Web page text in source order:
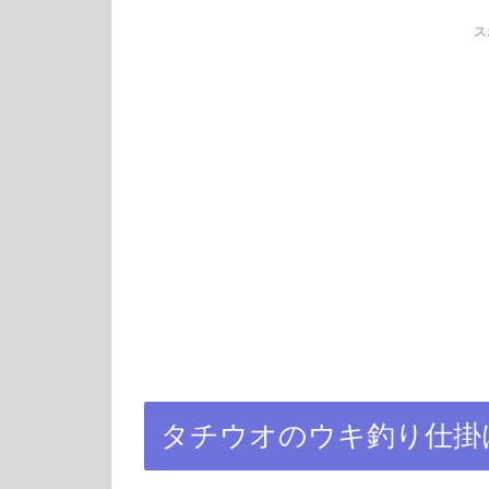
タチウオのウキ釣り仕掛